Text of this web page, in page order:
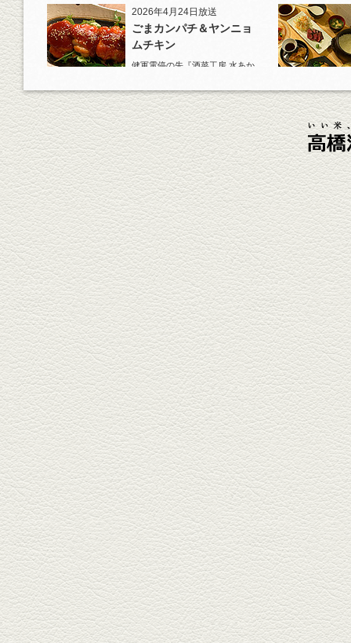
2026年4月24日放送
ごまカンパチ＆ヤンニョ
ムチキン
健軍電停の先『酒菜工房 水あか
杯！まずは『ごまカンパチ』を
肴に。
2026年4月3日放送
元祖 鶏焼売＆牛テールの
土鍋めし
健軍電停そば『湯気立つ料理』
が名物の『yuge(ゆげ)』へ。
『白岳』を使った『旨み緑茶
割』で乾杯！
2026年3月13日放送
焼鳥おまかせ８本
健軍自衛隊通り『焼鳥 菖蒲谷』
で最高級の焼鳥を味わう。『銀
しろ...
2026年2月20日放送
1000円で飲めますｾｯﾄ＆
至福のﾊﾑｶﾂ など
東区の健軍電停のそば『居酒屋
食堂いしばしさん家』は、賑や
かでお...
2026年1月30日放送
焼き餃子＆海老チリ
栄通りの路地奥、隠れ家的な店
『富富飯店 新市街酒家』へ。２
階に...
2026年1月9日放送
酢だこ＆焼ぎょうざ
健軍で人吉の有名店のぎょうざ
を！『松龍軒健軍店』で、味わ
いの刻...
2025年12月19日放送